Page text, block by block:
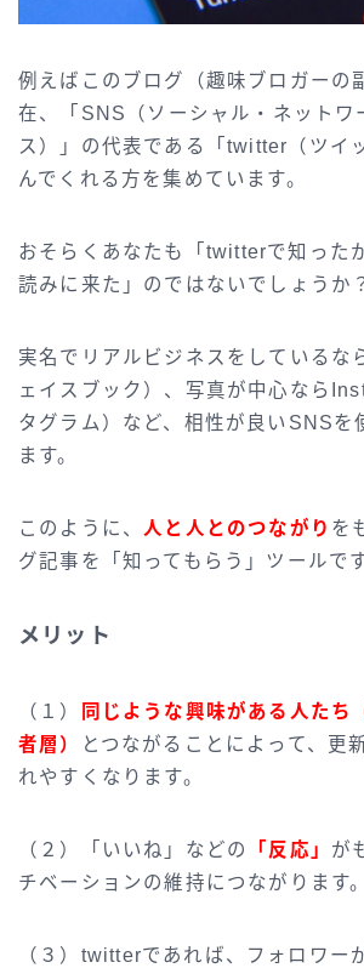
例えばこのブログ（趣味ブロガーの
在、「SNS（ソーシャル・ネットワ
ス）」の代表である「twitter（ツイ
んでくれる方を集めています。
おそらくあなたも「twitterで知った
読みに来た」のではないでしょうか
実名でリアルビジネスをしているな
ェイスブック）、写真が中心なら
タグラム）など、相性が良いSNSを
ます。
このように、人と人とのつながり を
グ記事を「知ってもらう」ツールです
メリット
（１）
同じような興味がある人たち
者層）
とつながることによって、更
れやすくなります。
（２）「いいね」などの 「反応」 が
チベーションの維持につながります。
（３）twitterであれば、フォロワー